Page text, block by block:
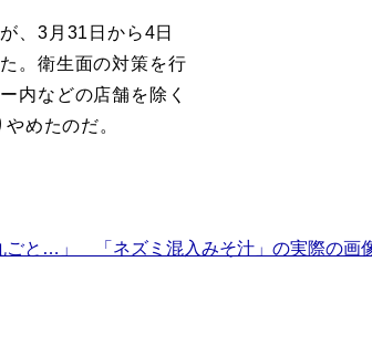
、3月31日から4日
。衛生面の対策を行
内などの店舗を除く
めたのだ。
ごと…」 「ネズミ混入みそ汁」の実際の画